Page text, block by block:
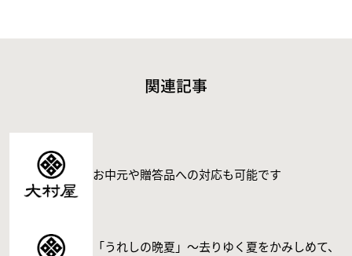
関連記事
お中元や贈答品への対応も可能です
「うれしの晩夏」〜去りゆく夏をかみしめて、